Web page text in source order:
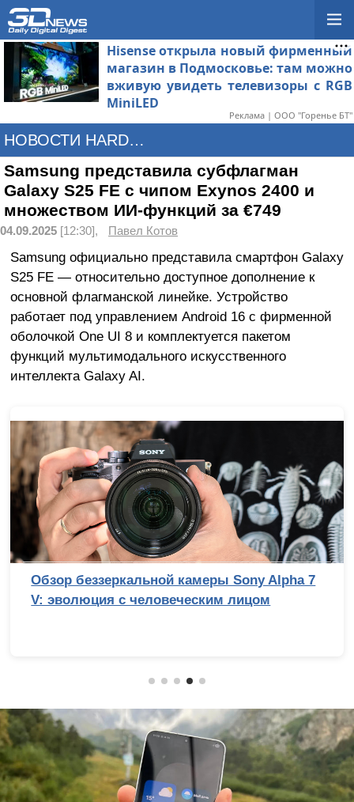
Hisense открыла новый фирменный
магазин в Подмосковье: там можно
вживую увидеть телевизоры с RGB
MiniLED
Реклама | ООО "Горенье БТ"
НОВОСТИ HARDWARE
Samsung представила субфлагман
Galaxy S25 FE с чипом Exynos 2400 и
множеством ИИ-функций за €749
04.09.2025 [12:30], Павел Котов
Samsung официально представила смартфон Galaxy
S25 FE — относительно доступное дополнение к
основной флагманской линейке. Устройство
работает под управлением Android 16 с фирменной
оболочкой One UI 8 и комплектуется пакетом
функций мультимодального искусственного
интеллекта Galaxy AI.
Обзор беззеркальной камеры Sony Alpha 7
V: эволюция с человеческим лицом